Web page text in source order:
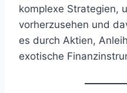
komplexe Strategien,
vorherzusehen und
es durch Aktien,
exotische